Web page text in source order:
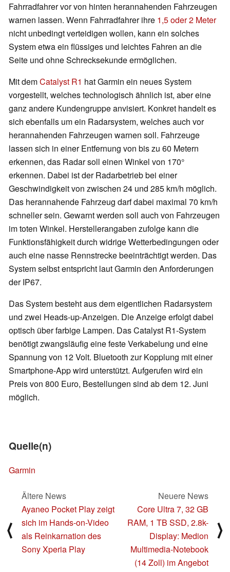
Fahrradfahrer vor von hinten herannahenden Fahrzeugen
warnen lassen. Wenn Fahrradfahrer ihre 1,5 oder 2 Meter
nicht unbedingt verteidigen wollen, kann ein solches
System etwa ein flüssiges und leichtes Fahren an die
Seite und ohne Schrecksekunde ermöglichen.
Mit demCatalyst R1 hat Garmin ein neues System
vorgestellt, welches technologisch ähnlich ist, aber eine
ganz andere Kundengruppe anvisiert. Konkret handelt es
sich ebenfalls um ein Radarsystem, welches auch vor
herannahenden Fahrzeugen warnen soll. Fahrzeuge
lassen sich in einer Entfernung von bis zu 60 Metern
erkennen, das Radar soll einen Winkel von 170°
erkennen. Dabei ist der Radarbetrieb bei einer
Geschwindigkeit von zwischen 24 und 285 km/h möglich.
Das herannahende Fahrzeug darf dabei maximal 70 km/h
schneller sein. Gewarnt werden soll auch von Fahrzeugen
im toten Winkel. Herstellerangaben zufolge kann die
Funktionsfähigkeit durch widrige Wetterbedingungen oder
auch eine nasse Rennstrecke beeinträchtigt werden. Das
System selbst entspricht laut Garmin den Anforderungen
der IP67.
Das System besteht aus dem eigentlichen Radarsystem
und zwei Heads-up-Anzeigen. Die Anzeige erfolgt dabei
optisch über farbige Lampen. Das Catalyst R1-System
benötigt zwangsläufig eine feste Verkabelung und eine
Spannung von 12 Volt. Bluetooth zur Kopplung mit einer
Smartphone-App wird unterstützt. Aufgerufen wird ein
Preis von 800 Euro, Bestellungen sind ab dem 12. Juni
möglich.
Quelle(n)
Garmin
⟨
Ältere News
Ayaneo Pocket Play zeigt
sich im Hands-on-Video
als Reinkarnation des
Sony Xperia Play
Neuere News
Core Ultra 7, 32 GB
RAM, 1 TB SSD, 2.8k-
Display: Medion
Multimedia-Notebook
(14 Zoll) im Angebot
⟩